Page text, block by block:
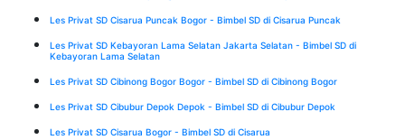
Les Privat SD Cisarua Puncak Bogor - Bimbel SD di Cisarua Puncak
Les Privat SD Kebayoran Lama Selatan Jakarta Selatan - Bimbel SD di
Kebayoran Lama Selatan
Les Privat SD Cibinong Bogor Bogor - Bimbel SD di Cibinong Bogor
Les Privat SD Cibubur Depok Depok - Bimbel SD di Cibubur Depok
Les Privat SD Cisarua Bogor - Bimbel SD di Cisarua